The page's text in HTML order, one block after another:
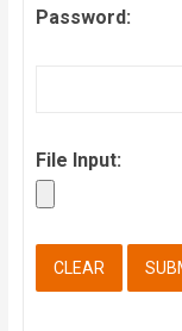
Password:
File Input: